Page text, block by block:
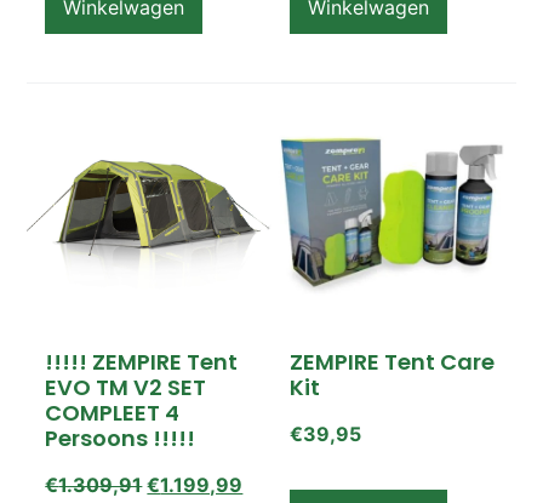
Winkelwagen Winkelwagen
!!!!! ZEMPIRE Tent
EVO TM V2 SET
COMPLEET 4
Persoons !!!!!
€1.309,91 €1.199,99
ZEMPIRE Tent Care
Kit
€39,95